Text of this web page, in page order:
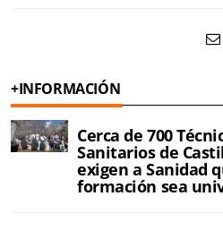
+INFORMACIÓN
Cerca de 700
Sanitarios de
exigen a Sanidad
formación sea